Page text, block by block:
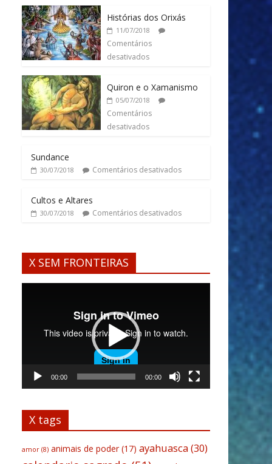
Histórias dos Orixás
11/07/2018
Comentários
desativados
Quiron e o Xamanismo
05/07/2018
Comentários
desativados
Sundance
30/07/2018 Comentários desativados
Cultos e Altares
30/07/2018 Comentários desativados
X SEM FRONTEIRAS
00:00 00:00
X tags
amor (8) animais de poder(17) ayahuasca(30)